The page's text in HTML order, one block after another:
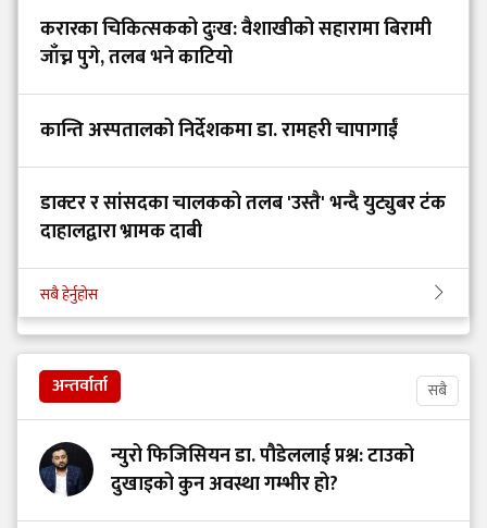
करारका चिकित्सकको दुःख: वैशाखीको सहारामा बिरामी
जाँच्न पुगे, तलब भने काटियो
कान्ति अस्पतालको निर्देशकमा डा. रामहरी चापागाईं
डाक्टर र सांसदका चालकको तलब 'उस्तै' भन्दै युट्युबर टंक
दाहालद्वारा भ्रामक दाबी
सबै हेर्नुहोस
अन्तर्वार्ता सबै
न्युरो फिजिसियन डा. पौडेललाई प्रश्न: टाउको
दुखाइको कुन अवस्था गम्भीर हो?